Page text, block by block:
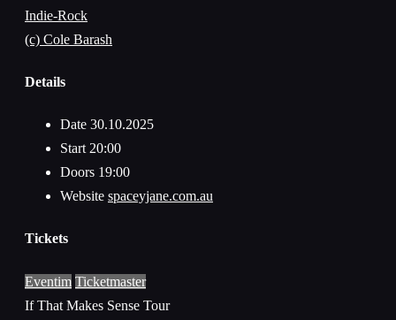
Indie-Rock
(c) Cole Barash
Details
Date 30.10.2025
Start 20:00
Doors 19:00
Website spaceyjane.com.au
Tickets
Eventim Ticketmaster
If That Makes Sense Tour